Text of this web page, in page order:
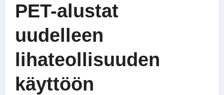
PET-alustat
uudelleen
lihateollisuuden
käyttöön